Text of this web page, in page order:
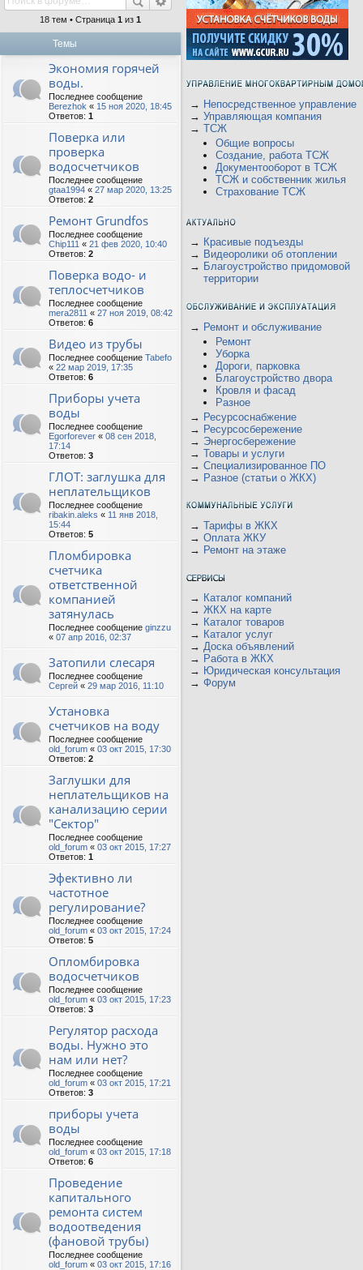
18 тем • Страница 1 из 1
Темы
Экономия горячей
воды.
Последнее сообщение
Berezhok « 15 ноя 2020, 18:45
Ответов: 1
Поверка или
проверка
водосчетчиков
Последнее сообщение
gtaa1994 « 27 мар 2020, 13:25
Ответов: 2
Ремонт Grundfos
Последнее сообщение
Chip111 « 21 фев 2020, 10:40
Ответов: 2
Поверка водо- и
теплосчетчиков
Последнее сообщение
mera2811 « 27 ноя 2019, 08:42
Ответов: 6
Видео из трубы
Последнее сообщение Tabefo
« 22 мар 2019, 17:35
Ответов: 6
Приборы учета
воды
Последнее сообщение
Egorforever « 08 сен 2018,
17:14
Ответов: 3
ГЛОТ: заглушка для
неплательщиков
Последнее сообщение
ribakin.aleks « 11 янв 2018,
15:44
Ответов: 5
Пломбировка
счетчика
ответственной
компанией
затянулась
Последнее сообщение ginzzu
« 07 апр 2016, 02:37
Затопили слесаря
Последнее сообщение
Сергей « 29 мар 2016, 11:10
Установка
счетчиков на воду
Последнее сообщение
old_forum « 03 окт 2015, 17:30
Ответов: 2
Заглушки для
неплательщиков на
канализацию серии
"Сектор"
Последнее сообщение
old_forum « 03 окт 2015, 17:27
Ответов: 1
Эфективно ли
частотное
регулирование?
Последнее сообщение
old_forum « 03 окт 2015, 17:24
Ответов: 5
Опломбировка
водосчетчиков
Последнее сообщение
old_forum « 03 окт 2015, 17:23
Ответов: 3
Регулятор расхода
воды. Нужно это
нам или нет?
Последнее сообщение
old_forum « 03 окт 2015, 17:21
Ответов: 3
приборы учета
воды
Последнее сообщение
old_forum « 03 окт 2015, 17:18
Ответов: 6
Проведение
капитального
ремонта систем
водоотведения
(фановой трубы)
Последнее сообщение
old_forum « 03 окт 2015, 17:16
→ Непосредственное управление
→ Управляющая компания
→ ТСЖ
Общие вопросы
Создание, работа ТСЖ
Документооборот в ТСЖ
ТСЖ и собственник жилья
Страхование ТСЖ
→ Красивые подъезды
→ Видеоролики об отоплении
→ Благоустройство придомовой
территории
→ Ремонт и обслуживание
Ремонт
Уборка
Дороги, парковка
Благоустройство двора
Кровля и фасад
Разное
→ Ресурсоснабжение
→ Ресурсосбережение
→ Энергосбережение
→ Товары и услуги
→ Специализированное ПО
→ Разное (статьи о ЖКХ)
→ Тарифы в ЖКХ
→ Оплата ЖКУ
→ Ремонт на этаже
→ Каталог компаний
→ ЖКХ на карте
→ Каталог товаров
→ Каталог услуг
→ Доска объявлений
→ Работа в ЖКХ
→ Юридическая консультация
→ Форум